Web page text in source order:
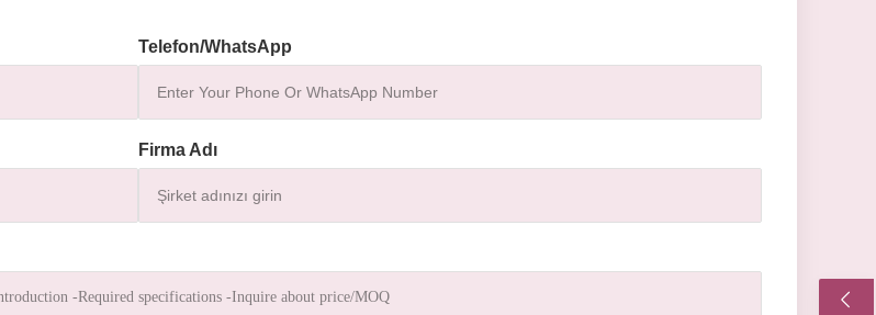
Telefon/WhatsApp
Firma Adı